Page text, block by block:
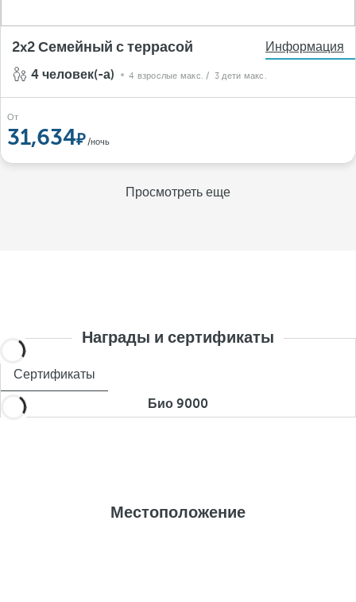
2x2 Семейный с террасой
Информация
4 человек(-а)
4 взрослые макс. / 3 дети макс.
От
31,634 /ночь
Просмотреть еще
Награды и сертификаты
Сертификаты
Био 9000
Местоположение